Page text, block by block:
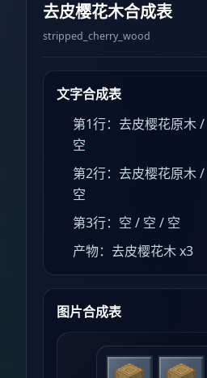
去皮樱花木合成表
stripped_cherry_wood
文字合成表
第1行：去皮樱花原木
空
第2行：去皮樱花原木
空
第3行：空 / 空 / 空
产物：去皮樱花木 x3
图片合成表